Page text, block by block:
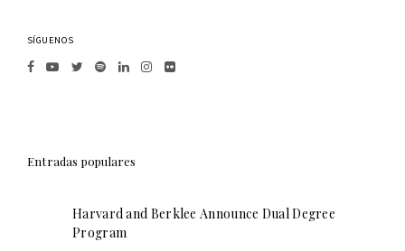
SÍGUENOS
Entradas populares
Harvard and Berklee Announce Dual Degree
Program